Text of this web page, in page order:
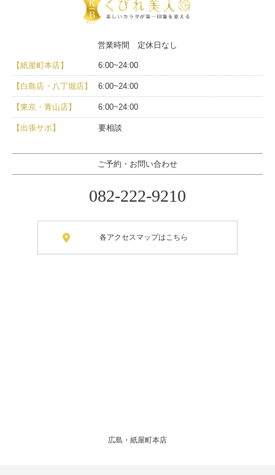
営業時間 定休日なし
【紙屋町本店】 6:00~24:00
【白島店・八丁堀店】 6:00~24:00
【東京・青山店】 6:00~24:00
【出張サポ】 要相談
ご予約・お問い合わせ
082-222-9210
各アクセスマップはこちら
広島・紙屋町本店